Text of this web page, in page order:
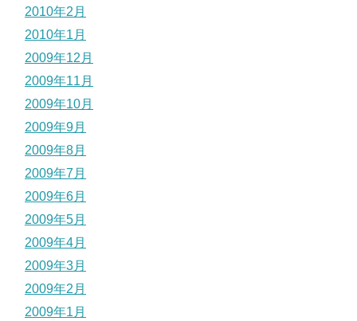
2010年2月
2010年1月
2009年12月
2009年11月
2009年10月
2009年9月
2009年8月
2009年7月
2009年6月
2009年5月
2009年4月
2009年3月
2009年2月
2009年1月